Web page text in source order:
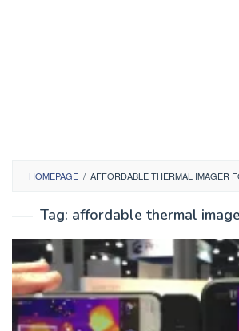
HOMEPAGE / AFFORDABLE THERMAL IMAGER
Tag: affordable thermal